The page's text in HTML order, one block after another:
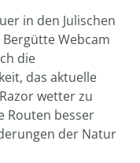
in den Julischen
Webcam
die
das aktuelle
wetter zu
Routen besser
der Natur